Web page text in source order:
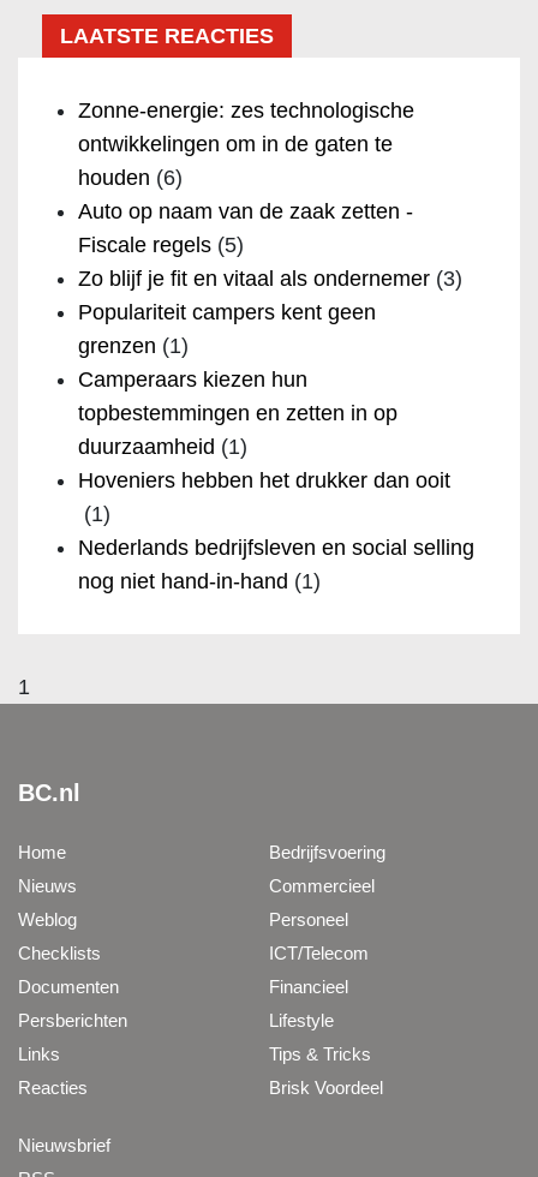
LAATSTE REACTIES
Zonne-energie: zes technologische
ontwikkelingen om in de gaten te
houden (6)
Auto op naam van de zaak zetten -
Fiscale regels (5)
Zo blijf je fit en vitaal als ondernemer (3)
Populariteit campers kent geen
grenzen (1)
Camperaars kiezen hun
topbestemmingen en zetten in op
duurzaamheid (1)
Hoveniers hebben het drukker dan ooit
(1)
Nederlands bedrijfsleven en social selling
nog niet hand-in-hand (1)
1
BC.nl
Home
Nieuws
Weblog
Checklists
Documenten
Persberichten
Links
Reacties
Bedrijfsvoering
Commercieel
Personeel
ICT/Telecom
Financieel
Lifestyle
Tips & Tricks
Brisk Voordeel
Nieuwsbrief